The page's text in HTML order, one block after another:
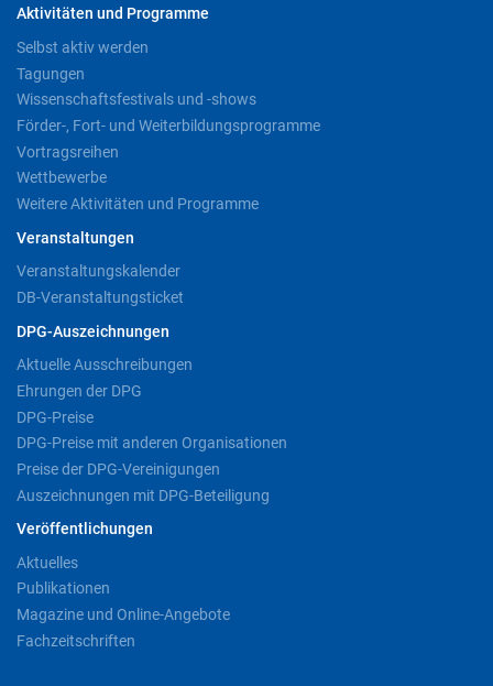
Aktivitäten und Programme
Selbst aktiv werden
Tagungen
Wissenschaftsfestivals und -shows
Förder-, Fort- und Weiterbildungsprogramme
Vortragsreihen
Wettbewerbe
Weitere Aktivitäten und Programme
Veranstaltungen
Veranstaltungskalender
DB-Veranstaltungsticket
DPG-Auszeichnungen
Aktuelle Ausschreibungen
Ehrungen der DPG
DPG-Preise
DPG-Preise mit anderen Organisationen
Preise der DPG-Vereinigungen
Auszeichnungen mit DPG-Beteiligung
Veröffentlichungen
Aktuelles
Publikationen
Magazine und Online-Angebote
Fachzeitschriften